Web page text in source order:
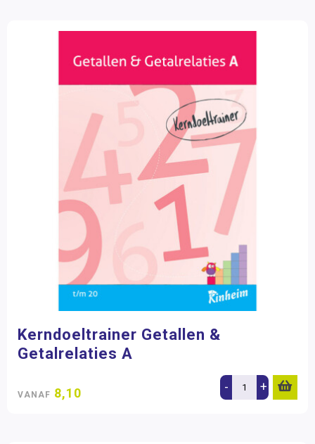
Kerndoeltrainer Getallen &
Getalrelaties A
VANAF 8,10 - +